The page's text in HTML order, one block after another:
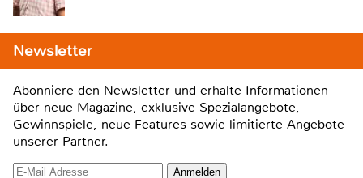
Newsletter
Abonniere den Newsletter und erhalte Informationen
über neue Magazine, exklusive Spezialangebote,
Gewinnspiele, neue Features sowie limitierte Angebote
unserer Partner.